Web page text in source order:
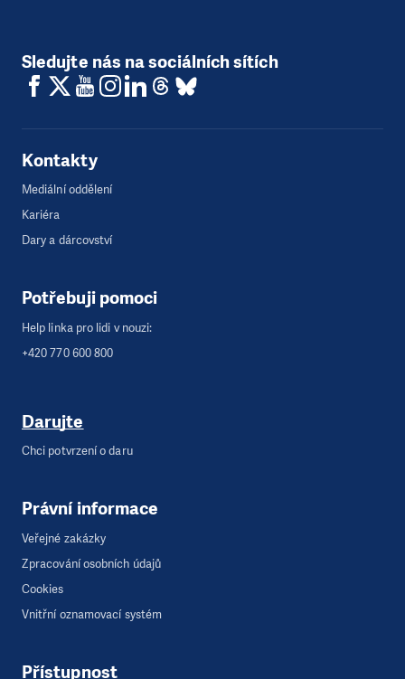
Sledujte nás na sociálních sítích
Kontakty
Mediální oddělení
Kariéra
Dary a dárcovství
Potřebuji pomoci
Help linka pro lidi v nouzi:
+420 770 600 800
Darujte
Chci potvrzení o daru
Právní informace
Veřejné zakázky
Zpracování osobních údajů
Cookies
Vnitřní oznamovací systém
Přístupnost